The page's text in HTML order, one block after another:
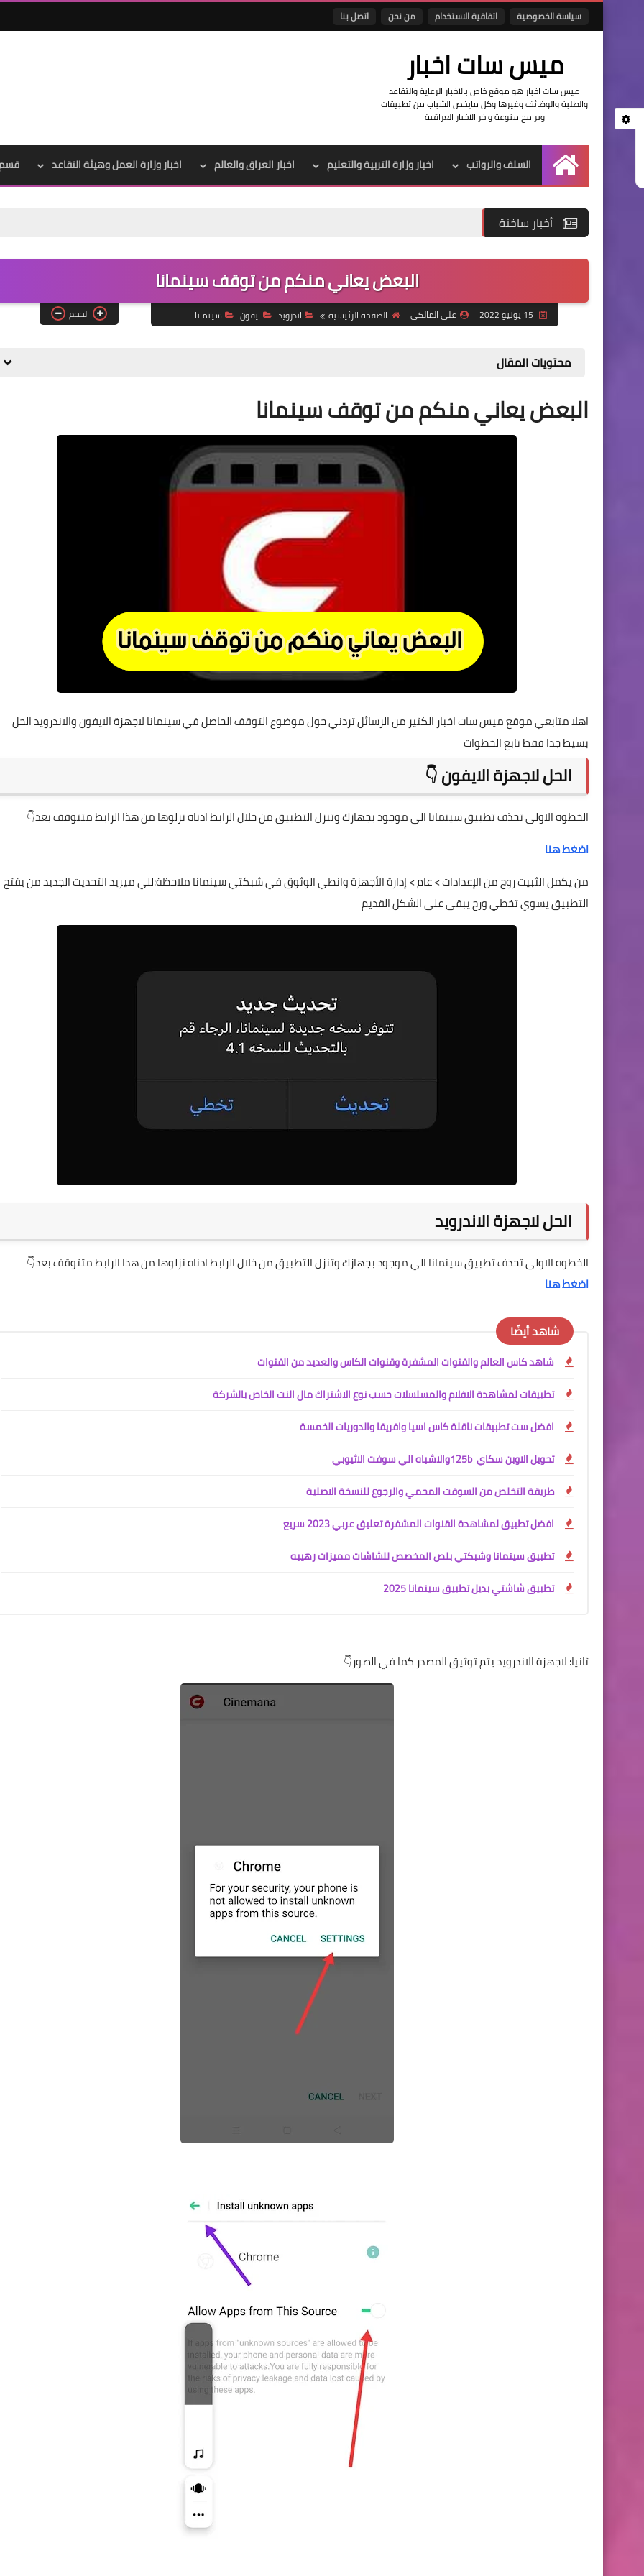
سياسة الخصوصية اتفاقية الاستخدام من نحن اتصل بنا
ميس سات اخبار
ميس سات اخبار هو موقع خاص بالاخبار الرعاية والتقاعد
والطلبة والوظائف وغيرها وكل مايخص الشباب من تطبيقات
وبرامج منوعة واخر الاخبار العراقية
الرئيسية
السلف والرواتب اخبار وزارة التربية والتعليم اخبار العراق والعالم اخبار وزارة العمل وهيئة التقاعد قسم
أخبار ساخنة
البعض يعاني منكم من توقف سينمانا
علي المالكي الصفحة الرئيسية اندرويد ايفون سينمانا الحجم
محتويات المقال
البعض يعاني منكم من توقف سينمانا
اهلا متابعي موقع ميس سات اخبار الكثير من الرسائل تردني حول موضوع التوقف الحاصل في سينمانا لاجهزة الايفون والاندرويد الحل
بسيط جدا فقط تابع الخطوات
الحل لاجهزة الايفون 👇
الخطوه الاولى تحذف تطبيق سينمانا الي موجود بجهازك وتنزل التطبيق من خلال الرابط ادناه نزلوها من هذا الرابط متتوقف بعد👇
اضغط هنا
من يكمل الثبيت روح من الإعدادات > عام > إدارة الأجهزة وانطي الوثوق في شبكتي سينمانا ملاحظة:للي ميريد التحديث الجديد من يفتح
التطبيق يسوي تخطي ورح يبقى على الشكل القديم
الحل لاجهزة الاندرويد
الخطوه الاولى تحذف تطبيق سينمانا الي موجود بجهازك وتنزل التطبيق من خلال الرابط ادناه نزلوها من هذا الرابط متتوقف بعد👇
اضغط هنا
شاهد أيضًا
شاهد كاس العالم والقنوات المشفرة وقنوات الكاس والعديد من القنوات
تطبيقات لمشاهدة الافلام والمسلسلات حسب نوع الاشتراك مال النت الخاص بالشركة
افضل ست تطبيقات ناقلة كاس اسيا وافريقا والدوريات الخمسة
تحويل الاوبن سكاي 125b ‎والاشباه ‏الي ‏سوفت ‏الاثيوبي
طريقة التخلص من السوفت المحمي والرجوع للنسخة الاصلية
افضل تطبيق لمشاهدة القنوات المشفرة تعليق عربي 2023 سريع
تطبيق سينمانا وشبكتي بلص المخصص للشاشات مميزات رهيبه
تطبيق شاشتي بديل تطبيق سينمانا 2025
ثانيا: لاجهزة الاندرويد يتم توثيق المصدر كما في الصور👇
29 ديسمبر 2021
28 ديسمبر 2021
28 ديسمبر 2021
25 ديسمبر 2021
25 ديسمبر 2021
علي المالكي
علي المالكي
08 أغسطس 2020
15 أغسطس 2020
علي المالكي